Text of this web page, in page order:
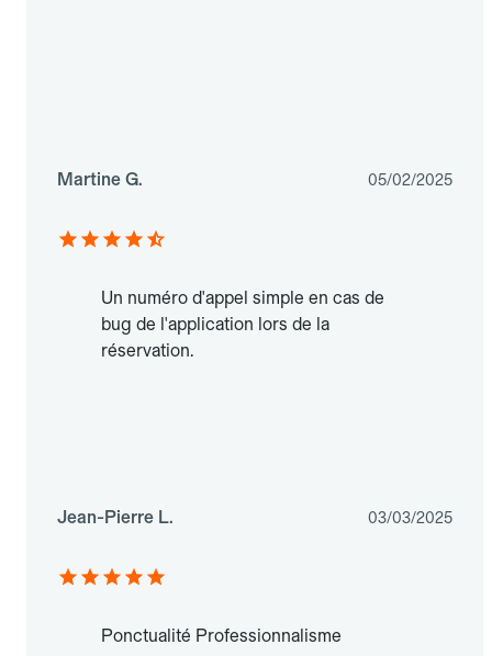
Martine G. 05/02/2025
Un numéro d'appel simple en cas de
bug de l'application lors de la
réservation.
Jean-Pierre L. 03/03/2025
Ponctualité Professionnalisme